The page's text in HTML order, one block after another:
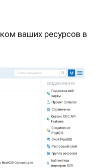
ваших ресурсов в